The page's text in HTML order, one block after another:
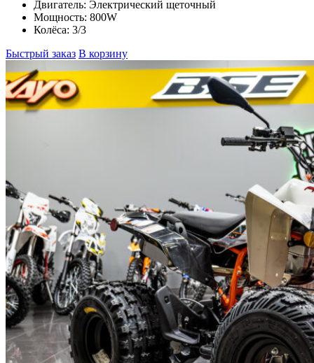
Двигатель: Электрический щеточный
Мощность: 800W
Колёса: 3/3
Быстрый заказ В корзину